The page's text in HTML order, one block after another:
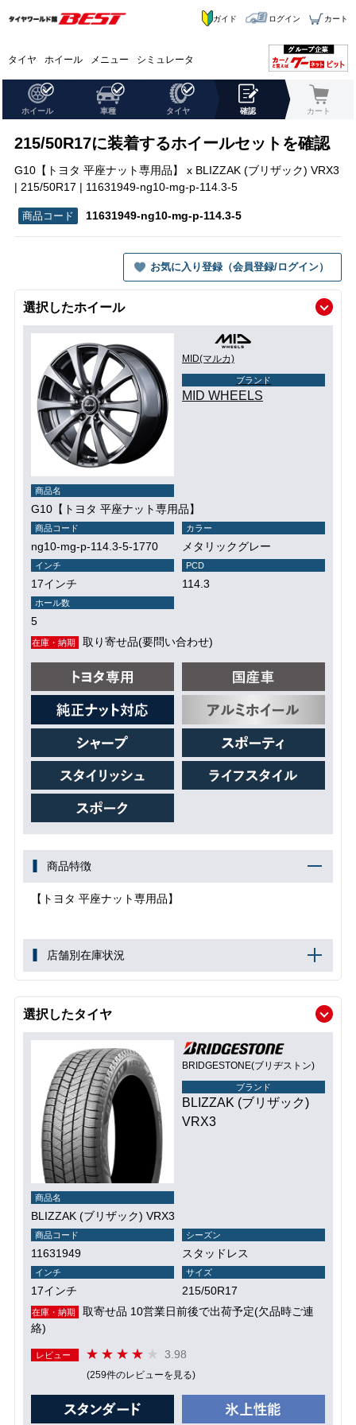
タイヤ ホイール メニュー シミュレータ
ガイド ログイン カート
ホイール 車種 タイヤ 確認 カート
215/50R17に装着するホイールセットを確認
G10【トヨタ 平座ナット専用品】 x BLIZZAK (ブリザック) VRX3
| 215/50R17 | 11631949-ng10-mg-p-114.3-5
11631949-ng10-mg-p-114.3-5
お気に入り登録（会員登録/ログイン）
選択したホイール
MID(マルカ)
ブランド
MID WHEELS
商品名
G10【トヨタ 平座ナット専用品】
商品コード
ng10-mg-p-114.3-5-1770
カラー
メタリックグレー
インチ
17インチ
PCD
114.3
ホール数
5
在庫・納期 取り寄せ品(要問い合わせ)
商品特徴
【トヨタ 平座ナット専用品】
店舗別在庫状況
選択したタイヤ
BRIDGESTONE(ブリヂストン)
ブランド
BLIZZAK (ブリザック)
VRX3
商品名
BLIZZAK (ブリザック) VRX3
商品コード
11631949
シーズン
スタッドレス
インチ
17インチ
サイズ
215/50R17
在庫・納期
取寄せ品 10営業日前後で出荷予定(欠品時ご連
絡)
レビュー 3.98
(259件のレビューを見る)